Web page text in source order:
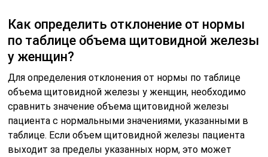
Как определить отклонение от нормы
по таблице объема щитовидной железы
у женщин?
Для определения отклонения от нормы по таблице
объема щитовидной железы у женщин, необходимо
сравнить значение объема щитовидной железы
пациента с нормальными значениями, указанными в
таблице. Если объем щитовидной железы пациента
выходит за пределы указанных норм, это может